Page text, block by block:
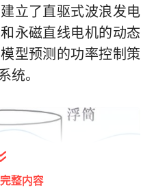
立了直驱式波浪发电
永磁直线电机的动态
型预测的功率控制策
统。
整内容